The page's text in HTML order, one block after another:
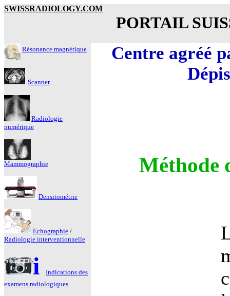
SWISSRADIOLOGY.COM
PORTAIL
Résonance magnétique
Scanner
Radiologie
numérique
Mammographie
Densitométrie
Echographie /
Radiologie interventionnelle
i
Indications des
examens radiologiques
Centre agréé
Méthode